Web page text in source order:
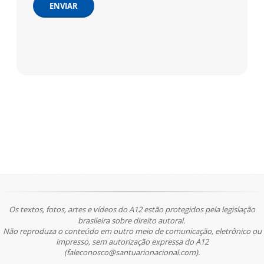
ENVIAR
Os textos, fotos, artes e vídeos do A12 estão protegidos pela legislação
brasileira sobre direito autoral.
Não reproduza o conteúdo em outro meio de comunicação, eletrônico ou
impresso, sem autorização expressa do A12
(faleconosco@santuarionacional.com).